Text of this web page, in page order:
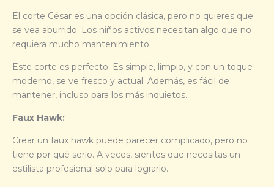
El corte César es una opción clásica, pero no quieres que
se vea aburrido. Los niños activos necesitan algo que no
requiera mucho mantenimiento.
Este corte es perfecto. Es simple, limpio, y con un toque
moderno, se ve fresco y actual. Además, es fácil de
mantener, incluso para los más inquietos.
Faux Hawk:
Crear un faux hawk puede parecer complicado, pero no
tiene por qué serlo. A veces, sientes que necesitas un
estilista profesional solo para lograrlo.